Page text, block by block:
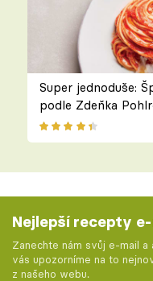
Super jednoduše:
podle Zdeňka
Nejlepší recepty
Zanechte nám svůj e-mail a
vás upozorníme na to
z našeho webu.